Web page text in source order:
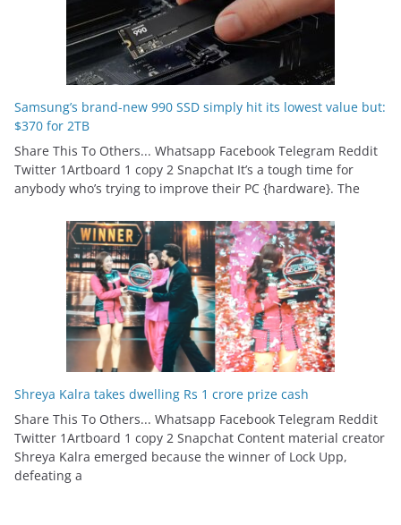
Samsung’s brand-new 990 SSD simply hit its lowest value but:
$370 for 2TB
Share This To Others... Whatsapp Facebook Telegram Reddit
Twitter 1Artboard 1 copy 2 Snapchat It’s a tough time for
anybody who’s trying to improve their PC {hardware}. The
Shreya Kalra takes dwelling Rs 1 crore prize cash
Share This To Others... Whatsapp Facebook Telegram Reddit
Twitter 1Artboard 1 copy 2 Snapchat Content material creator
Shreya Kalra emerged because the winner of Lock Upp,
defeating a